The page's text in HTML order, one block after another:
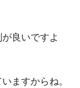
良いですよ
ますからね。